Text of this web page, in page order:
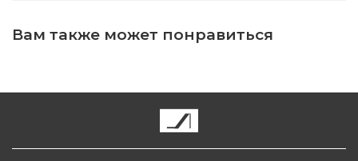
Вам также может понравиться